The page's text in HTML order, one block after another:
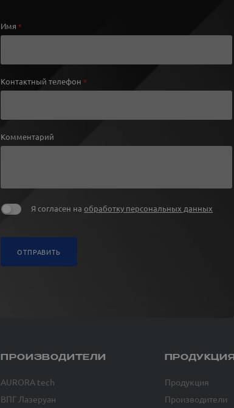
Имя*
Контактный телефон*
Комментарий
Я согласен наобработку персональных данных
ОТПРАВИТЬ
ПРОИЗВОДИТЕЛИ
AURORA tech
ВПГ Лазеруан
ПРОДУКЦИЯ
Продукция
Производители